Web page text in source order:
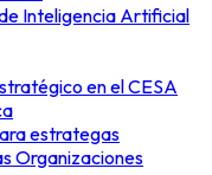
Inteligencia Artificial
en el CESA
estrategas
Organizaciones